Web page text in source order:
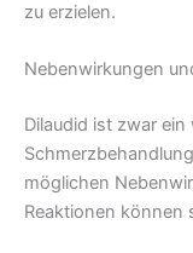
zu erzielen.
Nebenwirkungen
Dilaudid ist zwar
möglichen
Reaktionen können